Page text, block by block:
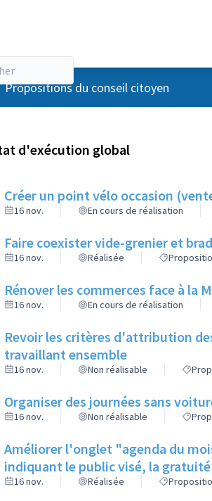
utilisateur
Propositions du conseil citoyen
d'exécution global
Créer un point vélo occasion
16 nov. En cours de réalisation
Faire coexister vide-grenier et
16 nov. Réalisée
Rénover les commerces face à la
16 nov. En cours de réalisation
Revoir les critères d'attribution
travaillant ensemble
16 nov. Non réalisable
Organiser des journées sans
16 nov. Non réalisable
Améliorer l'onglet "agenda du
indiquant le public visé, la
16 nov. Réalisée